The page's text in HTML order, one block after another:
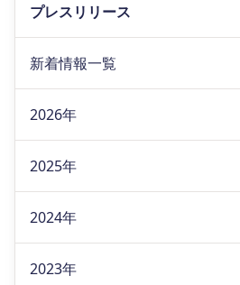
プレスリリース
新着情報一覧
2026年
2025年
2024年
2023年